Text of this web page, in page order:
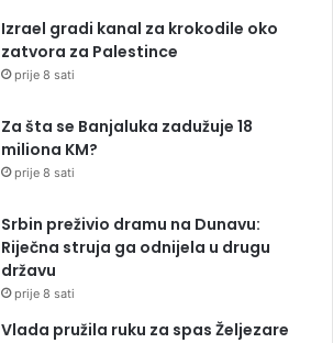
Izrael gradi kanal za krokodile oko
zatvora za Palestince
prije 8 sati
Za šta se Banjaluka zadužuje 18
miliona KM?
prije 8 sati
Srbin preživio dramu na Dunavu:
Riječna struja ga odnijela u drugu
državu
prije 8 sati
Vlada pružila ruku za spas Željezare